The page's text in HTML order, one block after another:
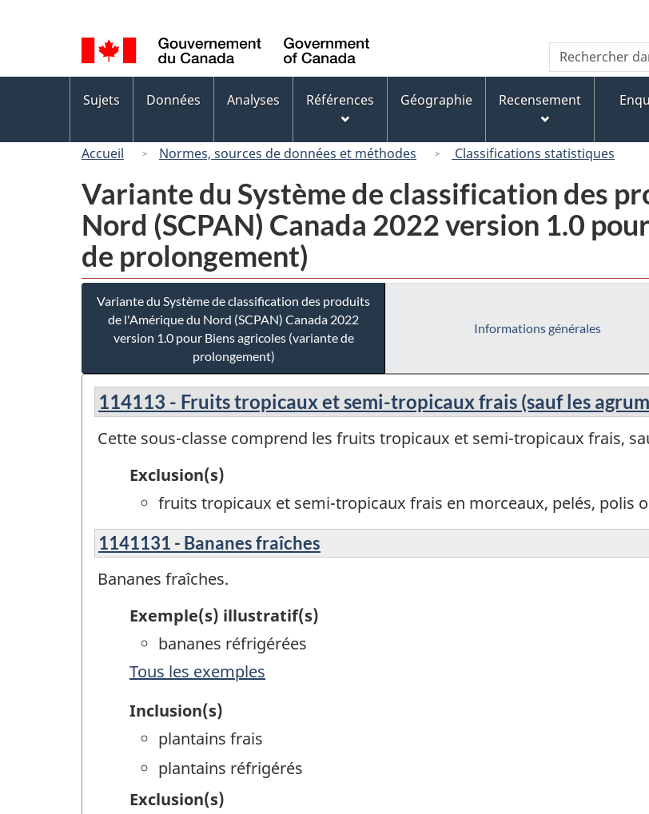
au
contenu
principal
« À
propos
de
ce
version
HTML
simplifiée
de
la
langue
Canada
Recherche
Rechercher
dans
Canada
des
Sujets Données Analyses Références Géographie Recensement
Accueil Normes, sources de données et méthodes Classifications statistiques
Variante du Système de classification des
Nord (SCPAN) Canada 2022 version 1.0
de prolongement)
Variante du Système de classification des produits
de l'Amérique du Nord (SCPAN) Canada 2022
version 1.0 pour Biens agricoles (variante de
prolongement)
Informations générales
114113 - Fruits tropicaux et semi-tropicaux frais (sauf les
Cette sous-classe comprend les fruits tropicaux et semi-tropicaux frais,
Exclusion(s)
fruits tropicaux et semi-tropicaux frais en morceaux, pelés, polis
1141131 - Bananes fraîches
Bananes fraîches.
Exemple(s) illustratif(s)
bananes réfrigérées
Tous les exemples
Inclusion(s)
plantains frais
plantains réfrigérés
Exclusion(s)